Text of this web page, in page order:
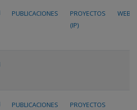
PUBLICACIONES
PROYECTOS
(IP)
WEB
PUBLICACIONES
PROYECTOS